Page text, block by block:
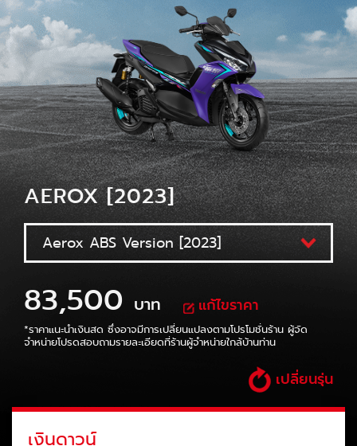
AEROX [2023]
83,500 บาท แก้ไขราคา
*ราคาแนะนำเงินสด ซึ่งอาจมีการเปลี่ยนแปลงตามโปรโมชั่นร้าน ผู้จัด
จำหน่ายโปรดสอบถามรายละเอียดที่ร้านผู้จำหน่ายใกล้บ้านท่าน
เปลี่ยนรุ่น
เงินดาวน์